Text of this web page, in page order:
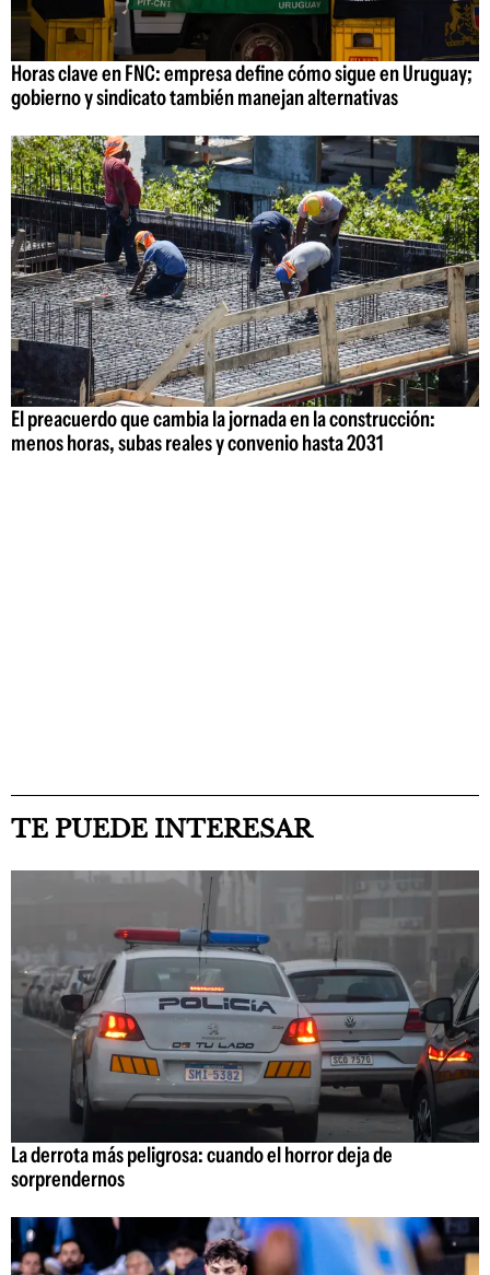
Horas clave en FNC: empresa define cómo sigue en Uruguay;
gobierno y sindicato también manejan alternativas
El preacuerdo que cambia la jornada en la construcción:
menos horas, subas reales y convenio hasta 2031
TE PUEDE INTERESAR
La derrota más peligrosa: cuando el horror deja de
sorprendernos